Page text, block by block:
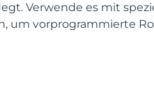
Verwende es mit
um vorprogrammierte